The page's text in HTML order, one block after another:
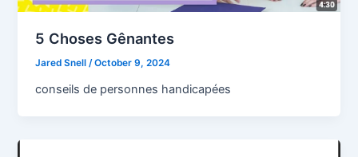
5 Choses Gênantes
Jared Snell/October 9, 2024
conseils de personnes handicapées